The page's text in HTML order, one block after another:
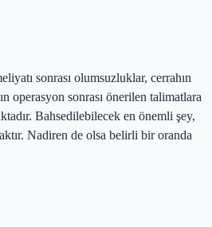
sonrası olumsuzluklar, cerrahın
operasyon sonrası önerilen talimatlara
Bahsedilebilecek en önemli şey,
Nadiren de olsa belirli bir oranda